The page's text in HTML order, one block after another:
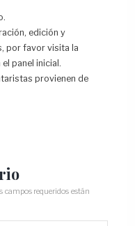
edición y
por favor visita la
panel inicial.
provienen de
campos requeridos están